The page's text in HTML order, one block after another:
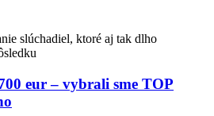
slúchadiel, ktoré aj tak dlho
eur – vybrali sme TOP